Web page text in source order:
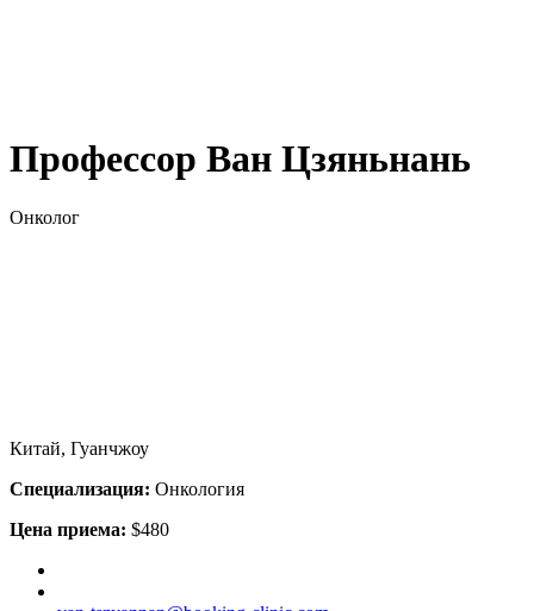
Профессор Ван Цзяньнань
Онколог
Китай, Гуанчжоу
Специализация: Онкология
Цена приема: $480